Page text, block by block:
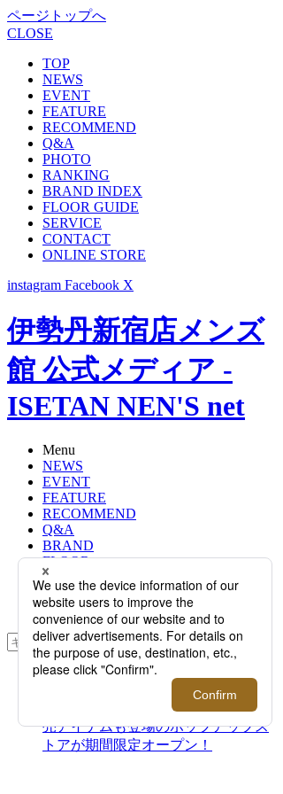
ページトップへ
CLOSE
TOP
NEWS
EVENT
FEATURE
RECOMMEND
Q&A
PHOTO
RANKING
BRAND INDEX
FLOOR GUIDE
SERVICE
CONTACT
ONLINE STORE
instagram Facebook X
伊勢丹新宿店メンズ
館 公式メディア -
ISETAN NEN'S net
Menu
NEWS
EVENT
FEATURE
RECOMMEND
Q&A
BRAND
FLOOR
RANKING
ONLINE STORE
SERVICE
検索
TOP
＜フェラガモ＞伊勢丹新宿店先行販
売アイテムも登場のポップアップス
トアが期間限定オープン！